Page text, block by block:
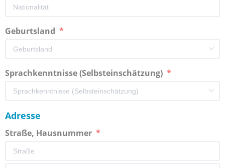
Geburtsland
Sprachkenntnisse (Selbsteinschätzung)
Adresse
Straße, Hausnummer